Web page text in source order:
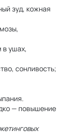
зуд, кожная
ушах,
сонливость;
— повышение